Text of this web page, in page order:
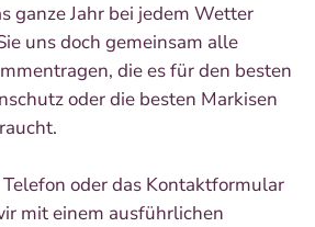
ganze Jahr bei jedem Wetter
uns doch gemeinsam alle
die es für den besten
oder die besten Markisen
oder das Kontaktformular
mit einem ausführlichen